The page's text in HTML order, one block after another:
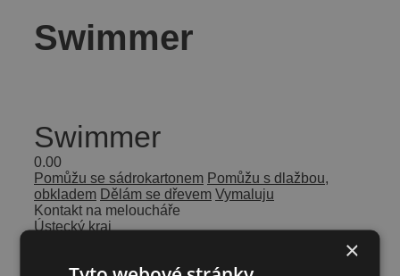
Swimmer
Swimmer
0.00
Pomůžu se sádrokartonem Pomůžu s dlažbou,
obkladem Dělám se dřevem Vymaluju
Kontakt na meloucháře
Ústecký kraj
×